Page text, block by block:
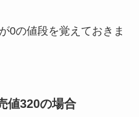
0の値段を覚えておきま
値320の場合